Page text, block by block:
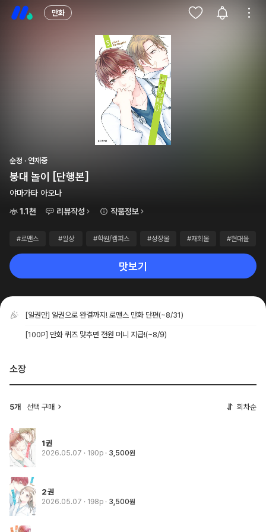
만화
순정 · 연재중
붕대 놀이 [단행본]
야마가타 아오나
1.1천
리뷰작성 작품정보
#로맨스 #일상 #학원/캠퍼스 #성장물 #재회물 #현대물
맛보기
[일권만] 일권으로 완결까지! 로맨스 만화 단편(~8/31)
[100P] 만화 퀴즈 맞추면 전원 머니 지급!(~8/9)
소장
5개 선택 구매 회차순
1권
2026.05.07 · 190p 3,500원
2권
2026.05.07 · 198p 3,500원